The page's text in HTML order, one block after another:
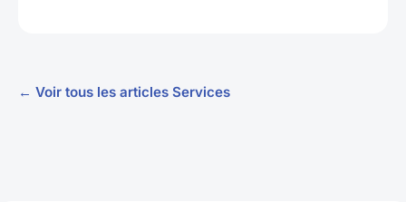
← Voir tous les articles Services